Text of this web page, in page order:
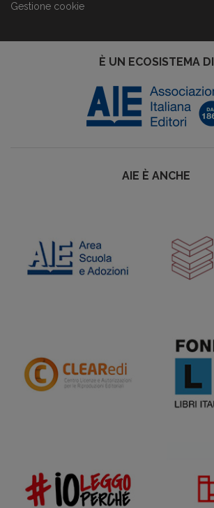
Gestione cookie
È UN ECOSISTEMA DI
AIE È ANCHE